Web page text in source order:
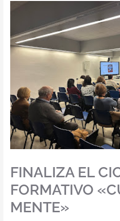
FINALIZA EL
FORMATIVO
MENTE»